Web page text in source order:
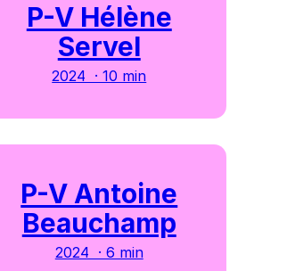
P-V Hélène
Servel
2024 · 10 min
P-V Antoine
Beauchamp
2024 · 6 min